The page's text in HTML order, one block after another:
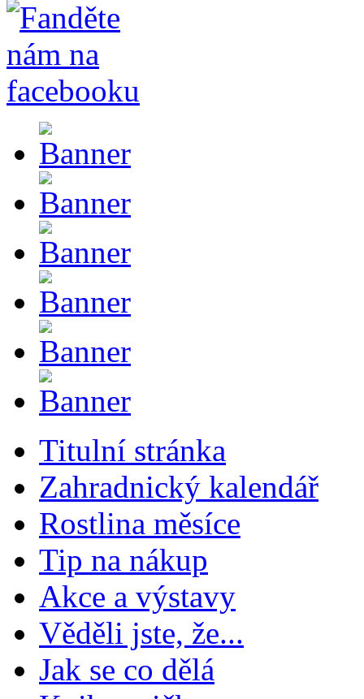
Titulní stránka
Zahradnický kalendář
Rostlina měsíce
Tip na nákup
Akce a výstavy
Věděli jste, že...
Jak se co dělá